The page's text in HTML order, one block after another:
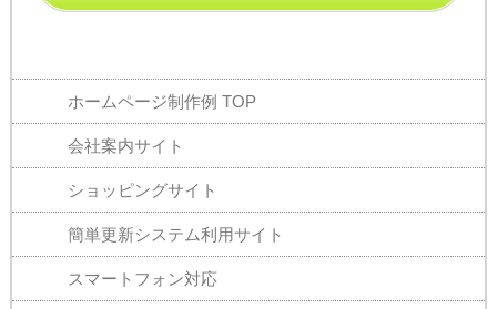
ホームページ制作例 TOP
会社案内サイト
ショッピングサイト
簡単更新システム利用サイト
スマートフォン対応